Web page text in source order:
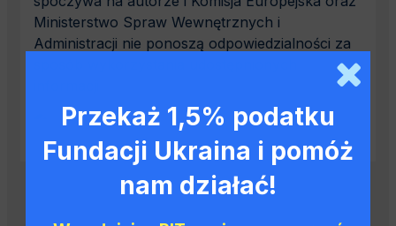
Ministerstwo Spraw Wewnętrznych i
Administracji nie ponoszą odpowiedzialności za
Przekaż 1,5% podatku
Fundacji Ukraina i pomóż
nam działać!